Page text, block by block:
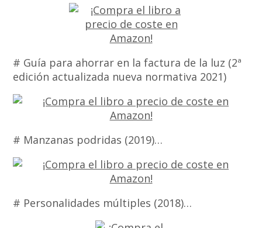
# Guía para ahorrar en la factura de la luz (2ª
edición actualizada nueva normativa 2021)
# Manzanas podridas (2019)…
# Personalidades múltiples (2018)…